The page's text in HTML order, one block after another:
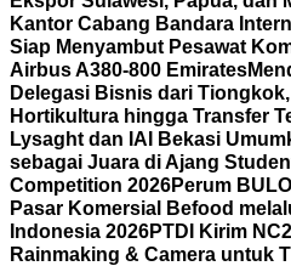
Kantor Cabang Bandara
Siap Menyambut Pesawat
Airbus A380-800 Emirates
Delegasi Bisnis dari
Hortikultura hingga Transfer
Lysaght dan IAI Bekasi
sebagai Juara di Ajang
Competition 2026Perum
Pasar Komersial Befood
Indonesia 2026PTDI Kirim
Rainmaking & Camera untuk